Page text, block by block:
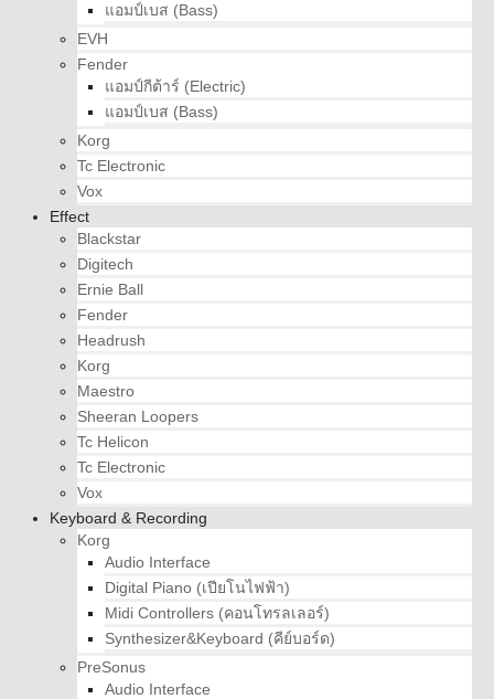
แอมป์เบส (Bass)
EVH
Fender
แอมป์กีต้าร์ (Electric)
แอมป์เบส (Bass)
Korg
Tc Electronic
Vox
Effect
Blackstar
Digitech
Ernie Ball
Fender
Headrush
Korg
Maestro
Sheeran Loopers
Tc Helicon
Tc Electronic
Vox
Keyboard & Recording
Korg
Audio Interface
Digital Piano (เปียโนไฟฟ้า)
Midi Controllers (คอนโทรลเลอร์)
Synthesizer&Keyboard (คีย์บอร์ด)
PreSonus
Audio Interface